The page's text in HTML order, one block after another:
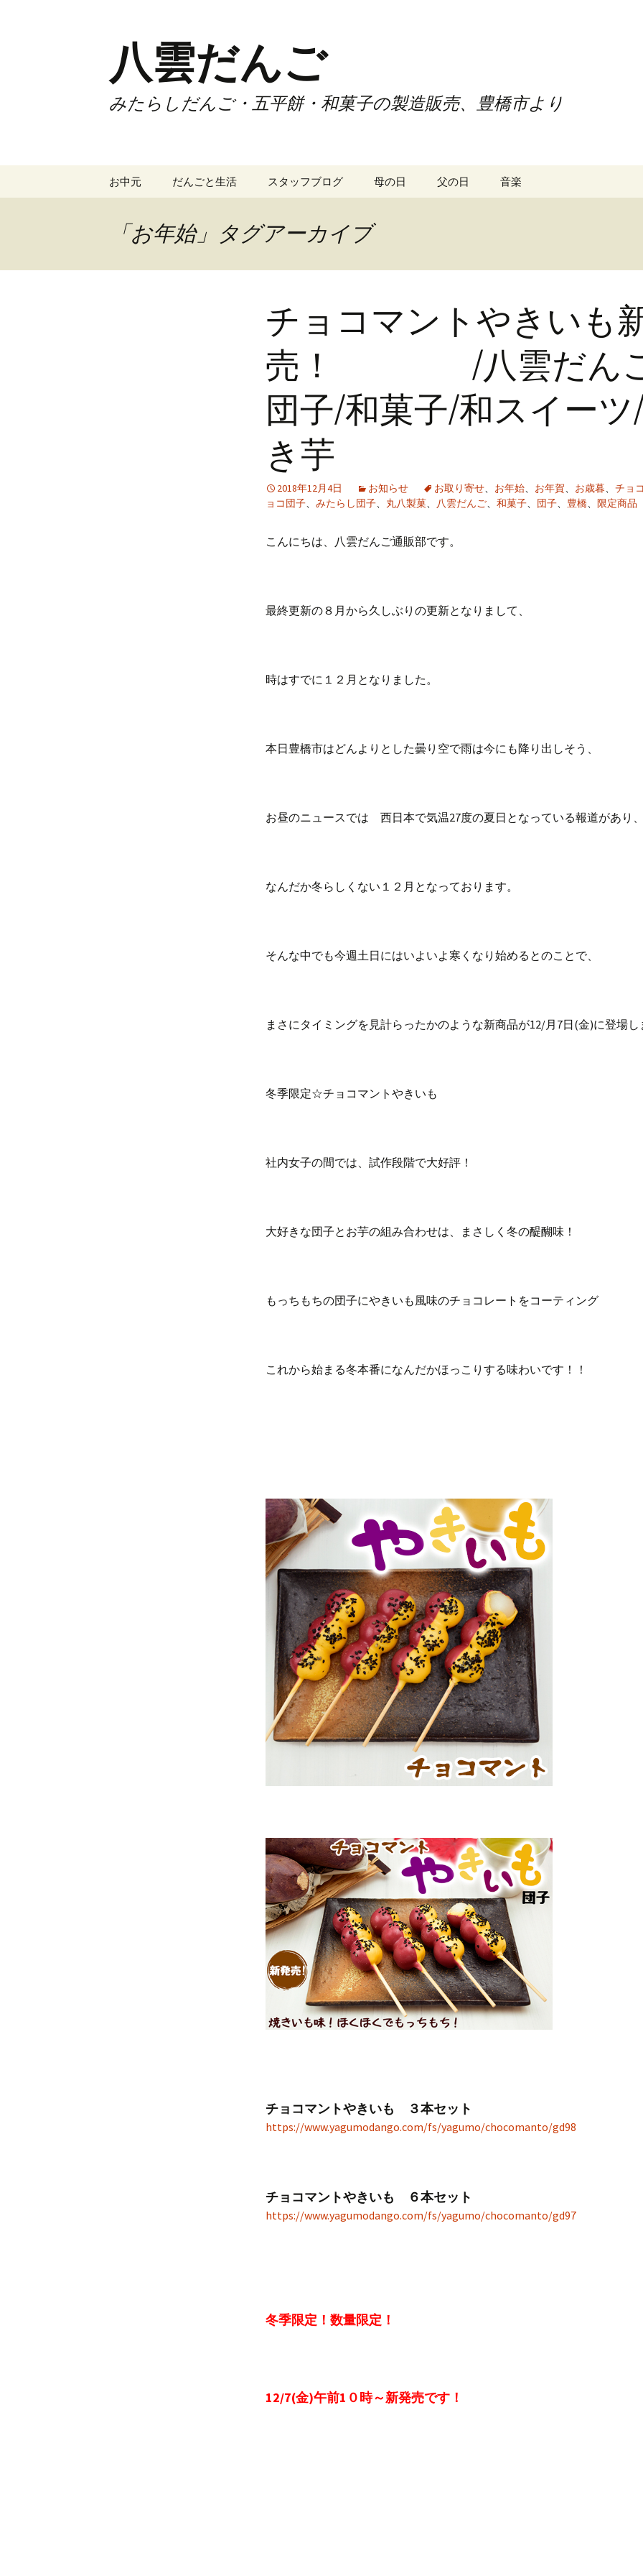
プ
八雲だんご
みたらしだんご・五平餅・和菓子の製造販売、豊橋市より
お中元 だんごと生活 スタッフブログ 母の日 父の日 音楽
「お年始」タグアーカイブ
チョコマントやきいも
売！ /八雲だん
団子/和菓子/和スイー
き芋
2018年12月4日 お知らせ お取り寄せ、 お年始、 お年賀、 お歳暮、 チョ
ョコ団子、 みたらし団子、 丸八製菓、 八雲だんご、 和菓子、 団子、 豊橋、 限定商品
こんにちは、八雲だんご通販部です。
最終更新の８月から久しぶりの更新となりまして、
時はすでに１２月となりました。
本日豊橋市はどんよりとした曇り空で雨は今にも降り出しそう、
お昼のニュースでは 西日本で気温27度の夏日となっている報道があり
なんだか冬らしくない１２月となっております。
そんな中でも今週土日にはいよいよ寒くなり始めるとのことで、
まさにタイミングを見計らったかのような新商品が12/月7日(金)に登場し
冬季限定☆チョコマントやきいも
社内女子の間では、試作段階で大好評！
大好きな団子とお芋の組み合わせは、まさしく冬の醍醐味！
もっちもちの団子にやきいも風味のチョコレートをコーティング
これから始まる冬本番になんだかほっこりする味わいです！！
チョコマントやきいも ３本セット
https://www.yagumodango.com/fs/yagumo/chocomanto/gd98
チョコマントやきいも ６本セット
https://www.yagumodango.com/fs/yagumo/chocomanto/gd97
冬季限定！数量限定！
12/7(金)午前1０時～新発売です！